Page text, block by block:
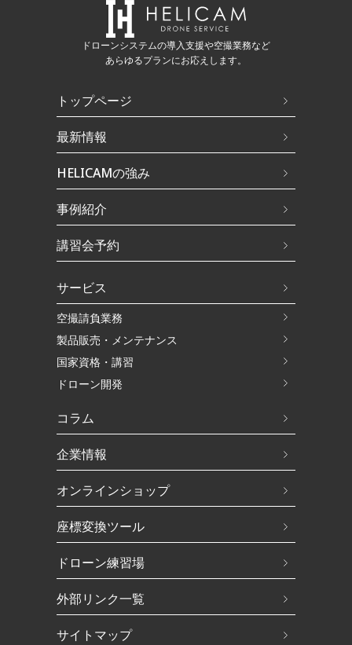
ドローンシステムの導入支援や空撮業務など
あらゆるプランにお応えします。
トップページ
最新情報
HELICAMの強み
事例紹介
講習会予約
サービス
空撮請負業務
製品販売・メンテナンス
国家資格・講習
ドローン開発
コラム
企業情報
オンラインショップ
座標変換ツール
ドローン練習場
外部リンク一覧
サイトマップ